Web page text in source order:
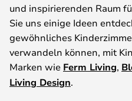
und inspirierenden Raum
Sie uns einige Ideen
gewöhnliches
verwandeln können, mit
Marken wie Ferm Living,
Living Design.